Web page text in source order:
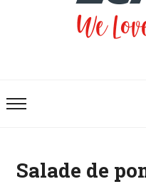
Salade de